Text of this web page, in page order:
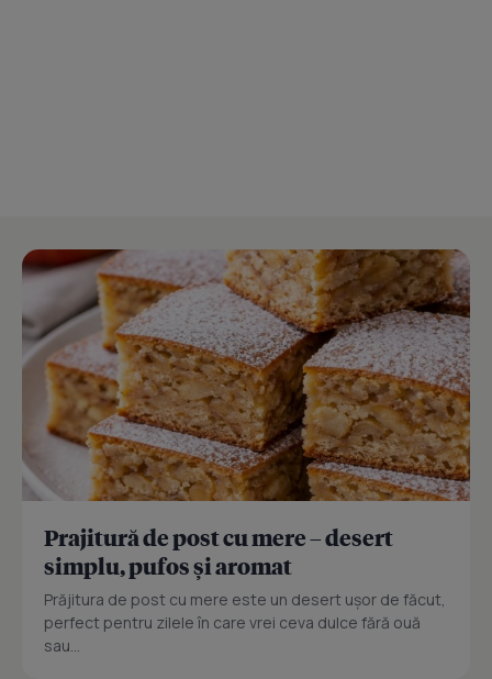
Prajitură de post cu mere – desert
simplu, pufos și aromat
Prăjitura de post cu mere este un desert ușor de făcut,
perfect pentru zilele în care vrei ceva dulce fără ouă
sau...